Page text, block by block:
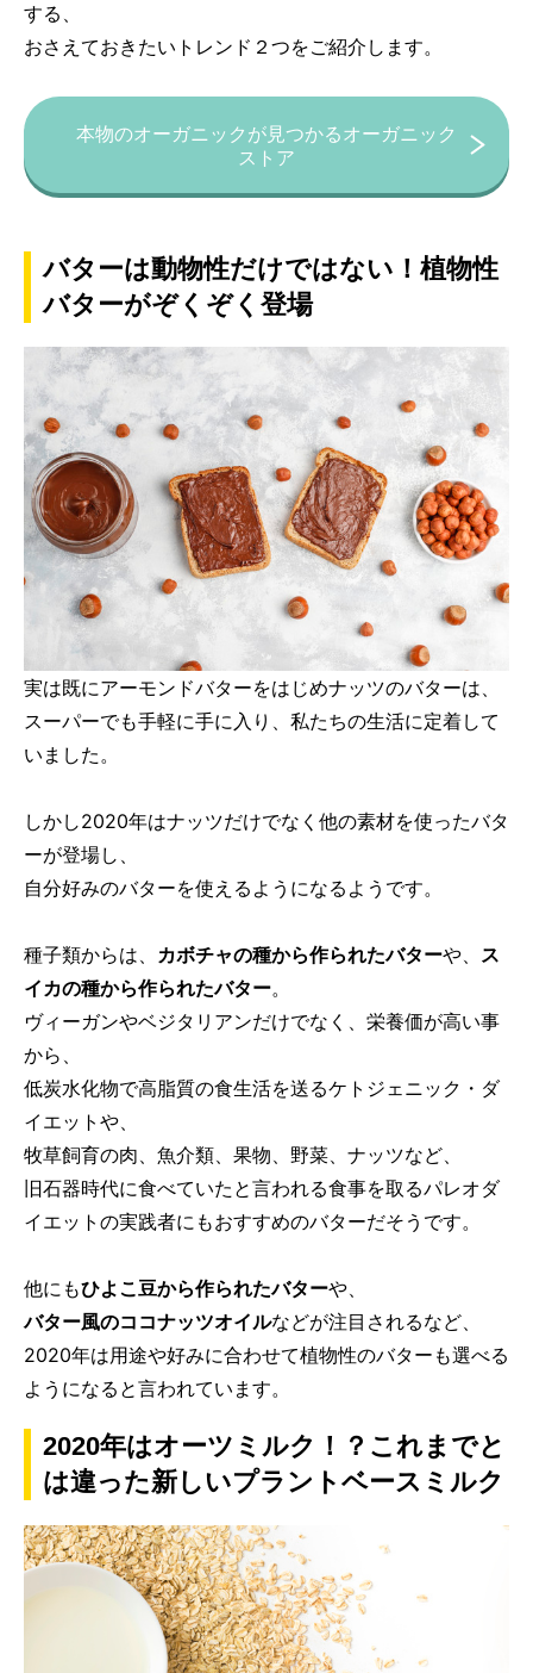
する、
おさえておきたいトレンド２つをご紹介します。
本物のオーガニックが見つかるオーガニック
ストア
バターは動物性だけではない！植物性
バターがぞくぞく登場
実は既にアーモンドバターをはじめナッツのバターは、
スーパーでも手軽に手に入り、私たちの生活に定着して
いました。
しかし2020年はナッツだけでなく他の素材を使ったバタ
ーが登場し、
自分好みのバターを使えるようになるようです。
種子類からは、 カボチャの種から作られたバターや、 ス
イカの種から作られたバター。
ヴィーガンやベジタリアンだけでなく、栄養価が高い事
から、
低炭水化物で高脂質の食生活を送るケトジェニック・ダ
イエットや、
牧草飼育の肉、魚介類、果物、野菜、ナッツなど、
旧石器時代に食べていたと言われる食事を取るパレオダ
イエットの実践者にもおすすめのバターだそうです。
他にもひよこ豆から作られたバターや、
バター風のココナッツオイルなどが注目されるなど、
2020年は用途や好みに合わせて植物性のバターも選べる
ようになると言われています。
2020年はオーツミルク！？これまでと
は違った新しいプラントベースミルク